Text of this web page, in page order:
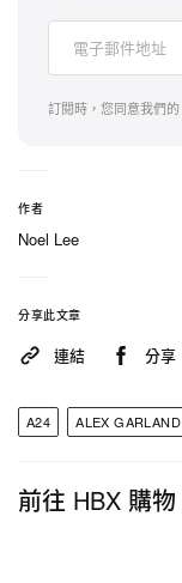
訂閱時，您同意我們的
作者
Noel Lee
分享此文章
連結 分享
A24 ALEX GARLAND
前往 HBX 購物